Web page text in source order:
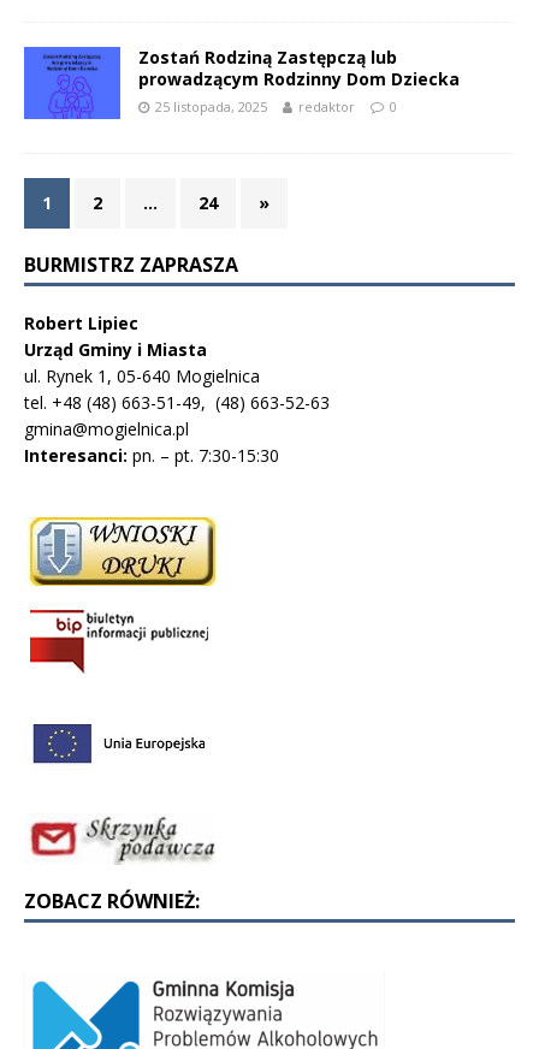
Zostań Rodziną Zastępczą lub
prowadzącym Rodzinny Dom Dziecka
25 listopada, 2025 redaktor 0
1 2 … 24 »
BURMISTRZ ZAPRASZA
Robert Lipiec
Urząd Gminy i Miasta
ul. Rynek 1, 05-640 Mogielnica
tel. +48 (48) 663-51-49, (48) 663-52-63
gmina@mogielnica.pl
Interesanci: pn. – pt. 7:30-15:30
ZOBACZ RÓWNIEŻ: